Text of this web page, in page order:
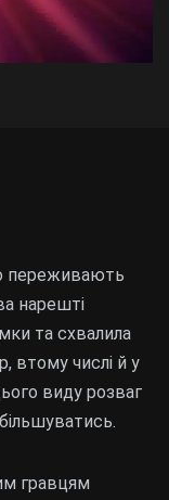
переживають
нарешті
та схвалила
втому числі й у
виду розваг
гравцям